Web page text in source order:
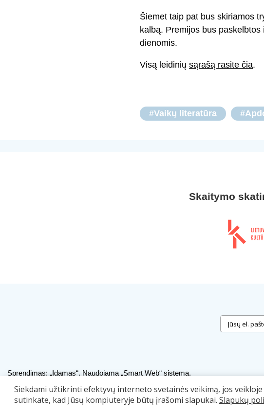
Siekdami užtikrinti efektyvų interneto svetainės veikimą, jos
sutinkate, kad Jūsų kompiuteryje būtų įrašomi slapukai. Slapukų
Šiemet taip pat bus skiriamos
kalbą. Premijos bus
dienomis.
Visą leidinių sąrašą rasite čia.
#Vaikų literatūra
Skaitymo
Sprendimas: „Idamas“. Naudojama „Smart Web“ sistema.